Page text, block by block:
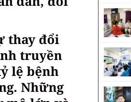
thay đổi
truyền
lệ bệnh
Những